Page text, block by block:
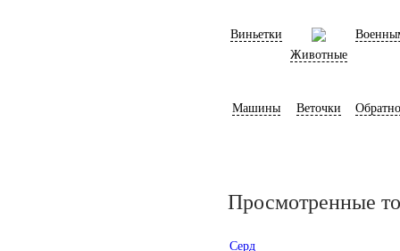
Виньетки
Животные
Машины Веточки
Просмотренные